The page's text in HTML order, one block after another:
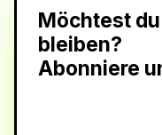
Möchtest
bleiben?
Abonniere